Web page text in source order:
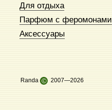
Для отдыха
Парфюм с феромонами
Аксессуары
Randa © 2007—2026